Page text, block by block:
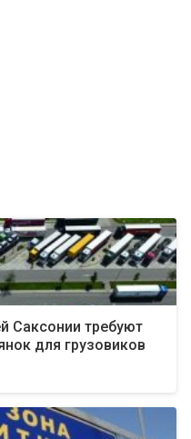
Саксонии требуют
для грузовиков